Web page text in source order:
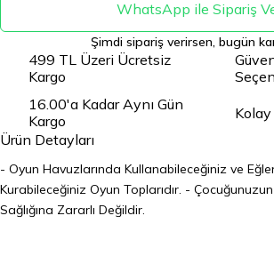
WhatsApp ile Sipariş
Şimdi sipariş verirsen, bugün
499 TL Üzeri Ücretsiz
Kargo
16.00'a Kadar Aynı Gün
Kargo
Kolay
Ürün Detayları
- Oyun Havuzlarında Kullanabileceğiniz ve
Kurabileceğiniz Oyun Toplarıdır. -
Sağlığına Zararlı Değildir.